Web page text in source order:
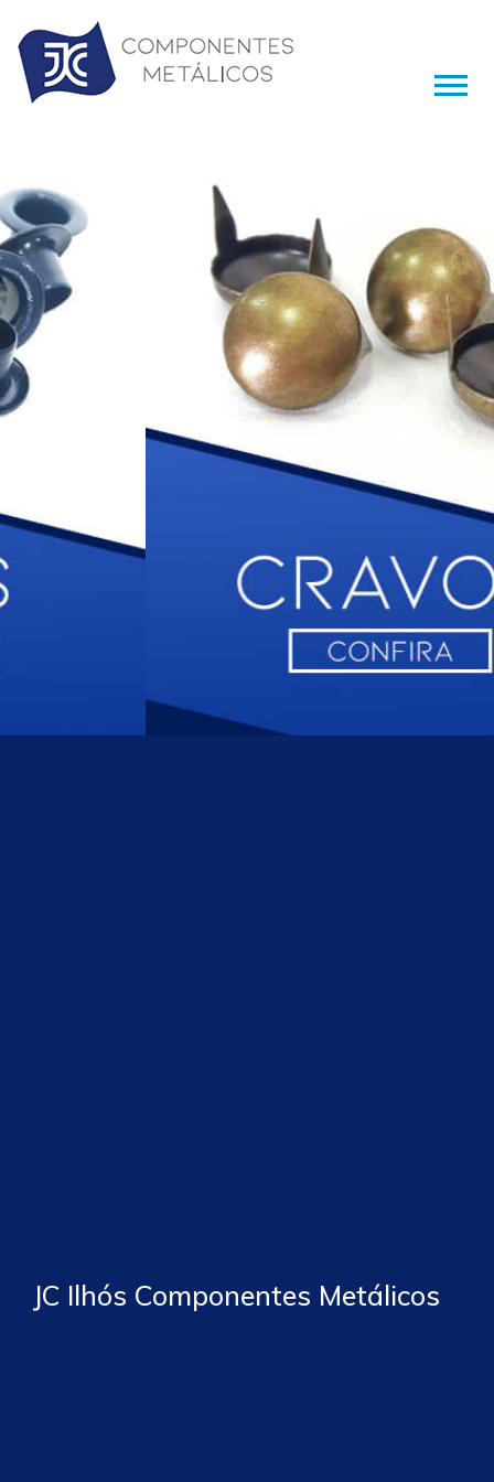
Next
JC Ilhós Componentes Metálicos